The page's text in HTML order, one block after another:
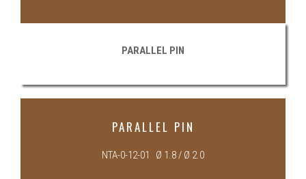
PARALLEL PIN
PARALLEL PIN
NTA-0-12-01 Ø 1.8 / Ø 2.0